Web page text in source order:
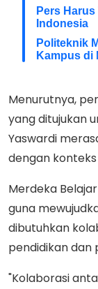
Pers
Indonesia
Politeknik
Kampus di
Menurutnya,
yang ditujukan
Yaswardi
dengan konteks
Merdeka
guna
dibutuhkan
pendidikan dan
"Kolaborasi